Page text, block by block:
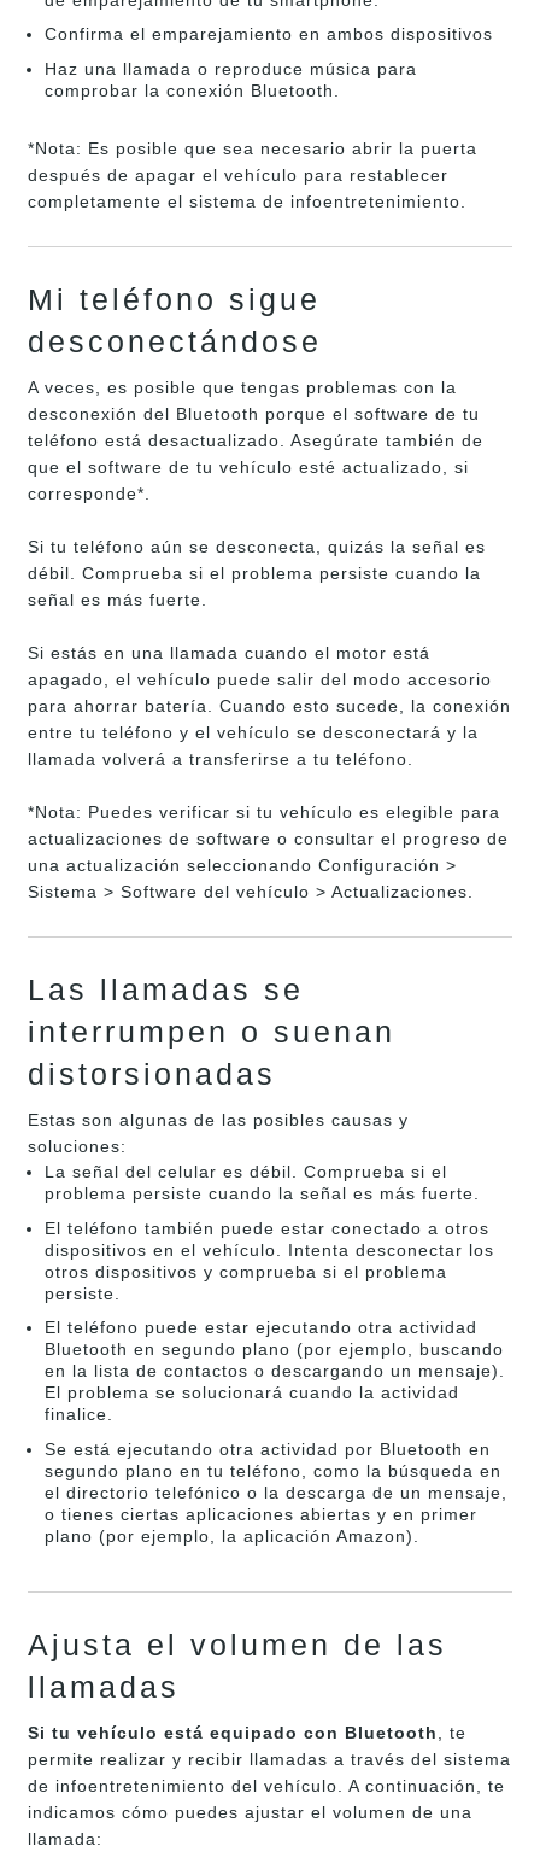
Confirma el emparejamiento en ambos dispositivos
Haz una llamada o reproduce música para
comprobar la conexión Bluetooth.
*Nota: Es posible que sea necesario abrir la puerta
después de apagar el vehículo para restablecer
completamente el sistema de infoentretenimiento.
Mi teléfono sigue
desconectándose
A veces, es posible que tengas problemas con la
desconexión del Bluetooth porque el software de tu
teléfono está desactualizado. Asegúrate también de
que el software de tu vehículo esté actualizado, si
corresponde*.
Si tu teléfono aún se desconecta, quizás la señal es
débil. Comprueba si el problema persiste cuando la
señal es más fuerte.
Si estás en una llamada cuando el motor está
apagado, el vehículo puede salir del modo accesorio
para ahorrar batería. Cuando esto sucede, la conexión
entre tu teléfono y el vehículo se desconectará y la
llamada volverá a transferirse a tu teléfono.
*Nota: Puedes verificar si tu vehículo es elegible para
actualizaciones de software o consultar el progreso de
una actualización seleccionando Configuración >
Sistema > Software del vehículo > Actualizaciones.
Las llamadas se
interrumpen o suenan
distorsionadas
Estas son algunas de las posibles causas y
soluciones:
La señal del celular es débil. Comprueba si el
problema persiste cuando la señal es más fuerte.
El teléfono también puede estar conectado a otros
dispositivos en el vehículo. Intenta desconectar los
otros dispositivos y comprueba si el problema
persiste.
El teléfono puede estar ejecutando otra actividad
Bluetooth en segundo plano (por ejemplo, buscando
en la lista de contactos o descargando un mensaje).
El problema se solucionará cuando la actividad
finalice.
Se está ejecutando otra actividad por Bluetooth en
segundo plano en tu teléfono, como la búsqueda en
el directorio telefónico o la descarga de un mensaje,
o tienes ciertas aplicaciones abiertas y en primer
plano (por ejemplo, la aplicación Amazon).
Ajusta el volumen de las
llamadas
Si tu vehículo está equipado con Bluetooth
, te
permite realizar y recibir llamadas a través del sistema
de infoentretenimiento del vehículo. A continuación, te
indicamos cómo puedes ajustar el volumen de una
llamada: